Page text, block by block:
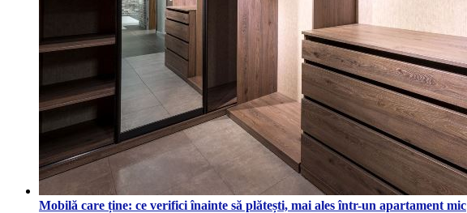
Mobilă care ține: ce verifici înainte să plătești, mai ales într-un apartament mic